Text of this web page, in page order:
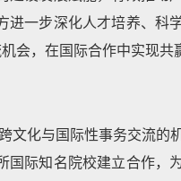
进一步深化人才培养、科
会，在国际合作中实现共
文化与国际性事务交流的
国际知名院校建立合作，